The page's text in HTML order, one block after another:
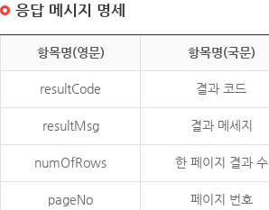
응답 메시지 명세
항목명(영문) 항목명(국문)
resultCode 결과 코드
resultMsg 결과 메세지
numOfRows 한 페이지 결과 수
pageNo 페이지 번호